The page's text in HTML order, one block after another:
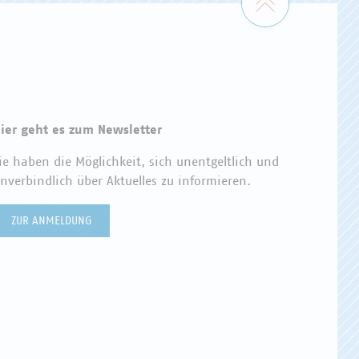
geht es zum Newsletter
haben die Möglichkeit, sich unentgeltlich und
über Aktuelles zu informieren.
ZUR ANMELDUNG